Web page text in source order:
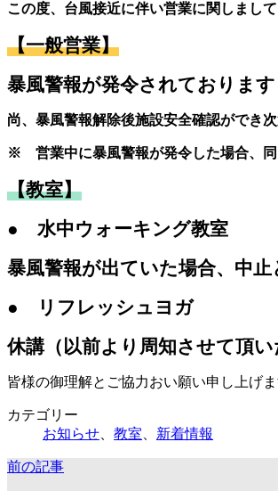
:
この度、台風接近に伴い営業に関しまして
【一般営業】
暴風警報が発令されております
尚、暴風警報解除後施設安全確認ができ
※ 営業中に暴風警報が発令した場合、同
【教室】
●
水中ウォーキング教室
暴風警報が出ていた場合、中
●
リフレッシュヨガ
休講（以前より周知させて頂い
皆様の御理解とご協力おい願い申し上げま
カテゴリー
お知らせ
教室 新着情報
前の記事